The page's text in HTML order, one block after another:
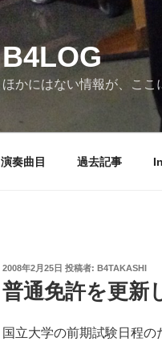
B4LOG
ほかにはない情報が、ここ
演奏曲目 過去記事
投
稿
日:
2008年2月25日 投稿者: B4TAKASHI
普通免許を更新
国立大学の前期試験日程